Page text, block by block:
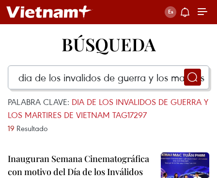
BÚSQUEDA
PALABRA CLAVE: DIA DE LOS INVALIDOS DE GUERRA Y
LOS MARTIRES DE VIETNAM TAG17297
19 Resultado
Inauguran Semana Cinematográfica
con motivo del Día de los Inválidos